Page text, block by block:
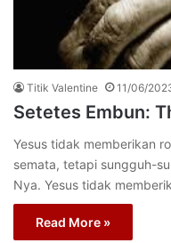
Titik Valentine 11/06/
Setetes Embun:
Yesus tidak memberikan
semata, tetapi sungguh-
Nya. Yesus tidak
Read More »